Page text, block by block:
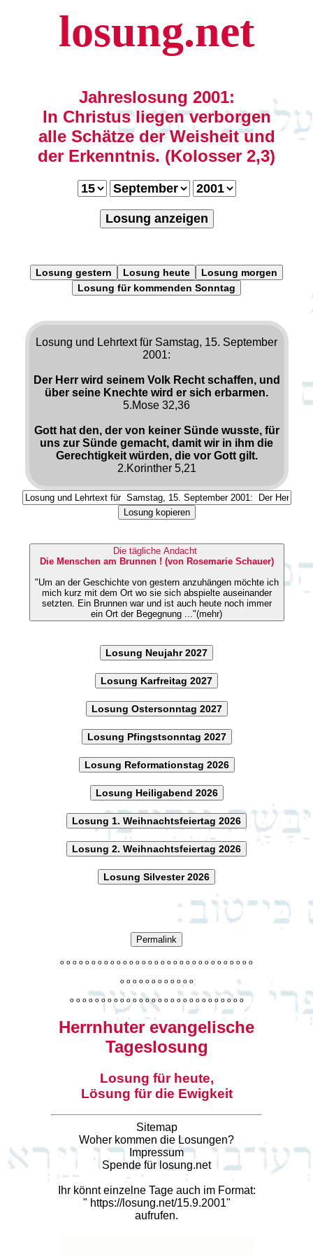
losung.net
Jahreslosung 2001:
In Christus liegen verborgen
alle Schätze der Weisheit und
der Erkenntnis. (Kolosser 2,3)
Losung anzeigen
Losung gestern Losung heute
Losung morgen
Losung für kommenden Sonntag
Losung und Lehrtext für Samstag, 15. September
2001:
Der Herr wird seinem Volk Recht schaffen, und
über seine Knechte wird er sich erbarmen.
5.Mose 32,36
Gott hat den, der von keiner Sünde wusste, für
uns zur Sünde gemacht, damit wir in ihm die
Gerechtigkeit würden, die vor Gott gilt.
2.Korinther 5,21
Losung kopieren
Die tägliche Andacht
Die Menschen am Brunnen ! (von Rosemarie Schauer)
"Um an der Geschichte von gestern anzuhängen möchte ich
mich kurz mit dem Ort wo sie sich abspielte auseinander
setzten. Ein Brunnen war und ist auch heute noch immer
ein Ort der Begegnung ..."(mehr)
Losung Neujahr 2027
Losung Karfreitag 2027
Losung Ostersonntag 2027
Losung Pfingstsonntag 2027
Losung Reformationstag 2026
Losung Heiligabend 2026
Losung 1. Weihnachtsfeiertag 2026
Losung 2. Weihnachtsfeiertag 2026
Losung Silvester 2026
Permalink
o o o o o o o o o o o o o o o o o o o o o o o o o o o o o o o
o o o o o o o o o o o o
o o o o o o o o o o o o o o o o o o o o o o o o o o o o
Herrnhuter evangelische
Tageslosung
Losung für heute,
Lösung für die Ewigkeit
Sitemap
Woher kommen die Losungen?
Impressum
Spende für losung.net
Ihr könnt einzelne Tage auch im Format:
" https://losung.net/15.9.2001"
aufrufen.